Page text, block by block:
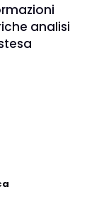
analisi